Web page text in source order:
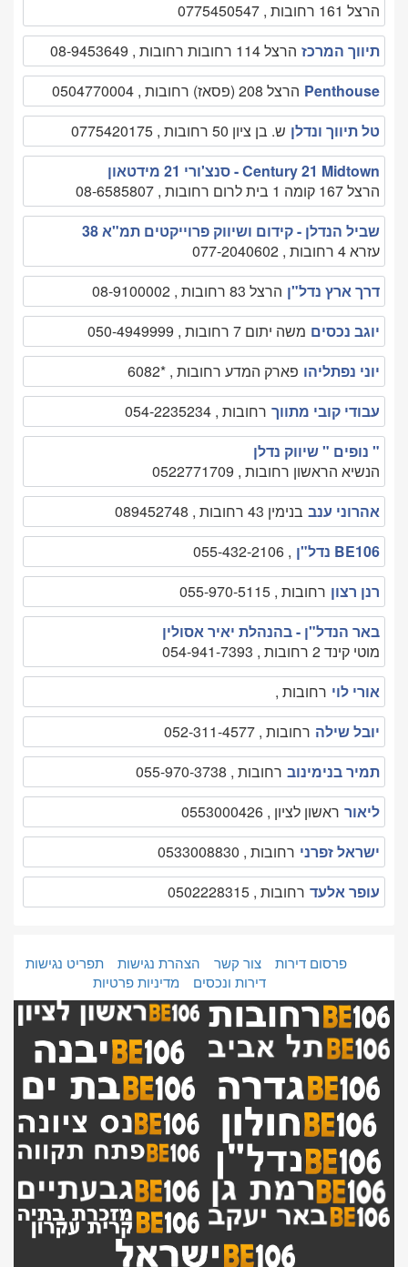
הרצל 161 רחובות , 0775450547
תיווך המרכז הרצל 114 רחובות רחובות , 08-9453649
Penthouse הרצל 208 (פסאז) רחובות , 0504770004
טל תיווך ונדלן ש. בן ציון 50 רחובות , 0775420175
Century 21 Midtown - סנצ'ורי 21 מידטאון
הרצל 167 קומה 1 בית לרום רחובות , 08-6585807
שביל הנדלן - קידום ושיווק פרוייקטים תמ"א 38
עזרא 4 רחובות , 077-2040602
דרך ארץ נדל"ן הרצל 83 רחובות , 08-9100002
יוגב נכסים משה יתום 7 רחובות , 050-4949999
יוני נפתליהו פארק המדע רחובות , *6082
עבודי קובי מתווך רחובות , 054-2235234
" נופים " שיווק נדלן
הנשיא הראשון רחובות , 0522771709
אהרוני ענב בנימין 43 רחובות , 089452748
BE106 נדל"ן
, 055-432-2106
רנן רצון רחובות , 055-970-5115
באר הנדל"ן - בהנהלת יאיר אסולין
מוטי קינד 2 רחובות , 054-941-7393
אורי לוי רחובות ,
יובל שילה רחובות , 052-311-4577
תמיר בנימינוב רחובות , 055-970-3738
ליאור ראשון לציון , 0553000426
ישראל זפרני רחובות , 0533008830
עופר אלעד רחובות , 0502228315
פרסום דירות צור קשר הצהרת נגישות
תפריט נגישות
דירות ונכסים
מדיניות פרטיות